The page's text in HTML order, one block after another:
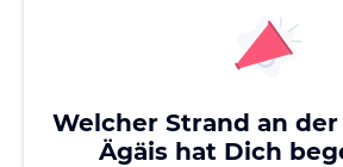
Welcher Strand an
Ägäis hat Dich